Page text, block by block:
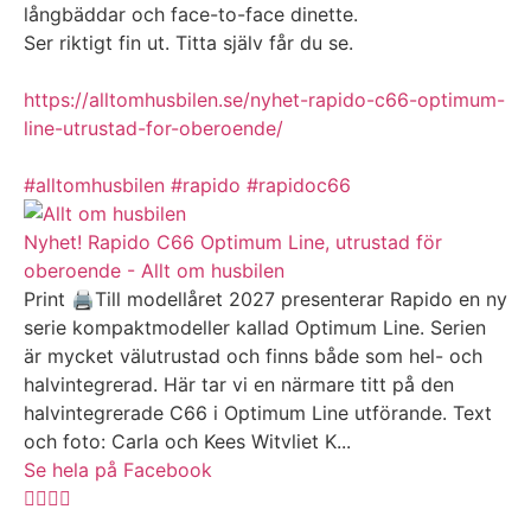
långbäddar och face-to-face dinette.
Ser riktigt fin ut. Titta själv får du se.
https://alltomhusbilen.se/nyhet-rapido-c66-optimum-
line-utrustad-for-oberoende/
#alltomhusbilen #rapido #rapidoc66
Nyhet! Rapido C66 Optimum Line, utrustad för
oberoende - Allt om husbilen
Print 🖨Till modellåret 2027 presenterar Rapido en ny
serie kompaktmodeller kallad Optimum Line. Serien
är mycket välutrustad och finns både som hel- och
halvintegrerad. Här tar vi en närmare titt på den
halvintegrerade C66 i Optimum Line utförande. Text
och foto: Carla och Kees Witvliet K...
Se hela på Facebook